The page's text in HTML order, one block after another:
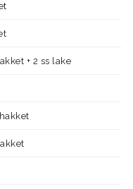
+ 2 ss lake